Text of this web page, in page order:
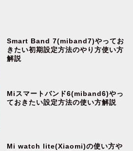
Smart Band 7(miband7)やってお
きたい初期設定方法のやり方使い方
解説
Miスマートバンド6(miband6)やっ
ておきたい設定方法の使い方解説
Mi watch lite(Xiaomi)の使い方や